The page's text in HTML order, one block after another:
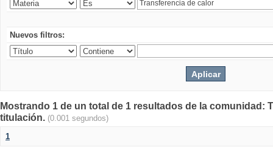
Nuevos filtros:
Mostrando 1 de un total de 1 resultados de la comunidad:
titulación. (0.001 segundos)
1